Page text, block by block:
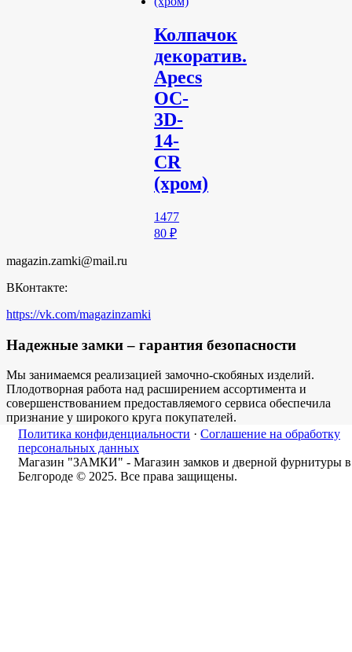
Колпачок
декоратив.
Apecs
OC-
3D-
14-
CR
(хром)
1477
80₽
magazin.zamki@mail.ru
ВКонтакте:
https://vk.com/magazinzamki
Надежные замки – гарантия безопасности
Мы занимаемся реализацией замочно-скобяных изделий.
Плодотворная работа над расширением ассортимента и
совершенствованием предоставляемого сервиса обеспечила
признание у широкого круга покупателей.
Политика конфиденциальности · Соглашение на обработку
персональных данных
Магазин "ЗАМКИ" - Магазин замков и дверной фурнитуры в
Белгороде © 2025. Все права защищены.